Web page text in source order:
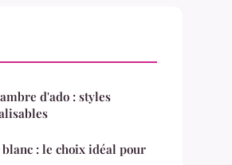
d'ado : styles
: le choix idéal pour